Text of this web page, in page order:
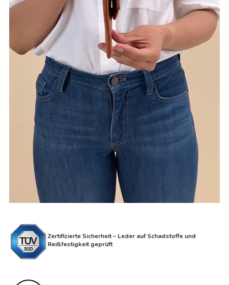
Zertifizierte Sicherheit – Leder auf Schadstoffe und
Reißfestigkeit geprüft